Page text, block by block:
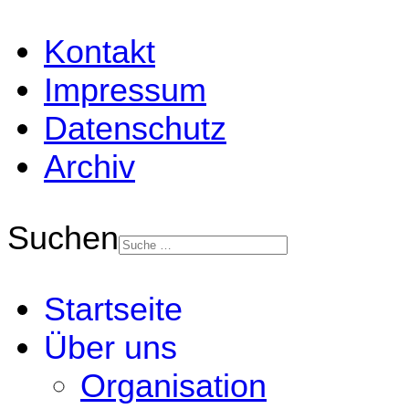
Kontakt
Impressum
Datenschutz
Archiv
Suchen
Startseite
Über uns
Organisation